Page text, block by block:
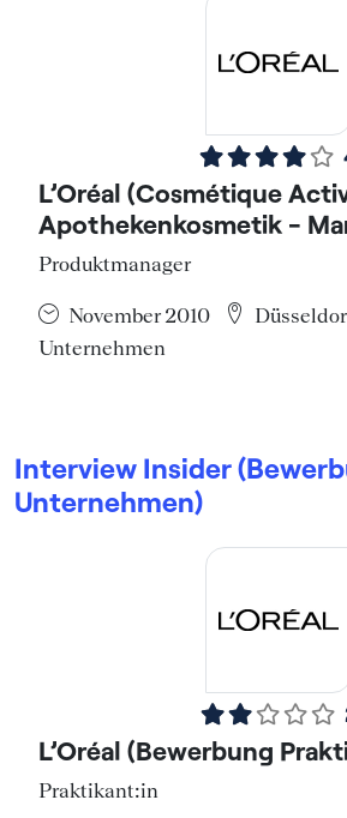
L’Oréal (Cosmétique
Apothekenkosmetik -
Produktmanager
November 2010
Unternehmen
Interview Insider
Unternehmen)
L’Oréal (Bewerbung
Praktikant:in